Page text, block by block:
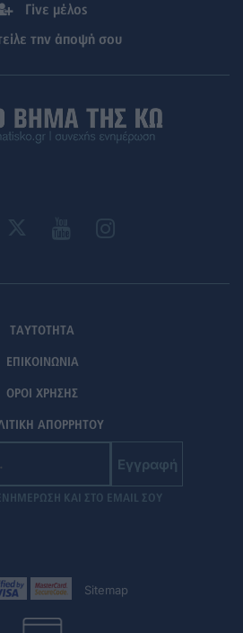
Γίνε μέλος
την άποψή σου
ΤΑΥΤΟΤΗΤΑ
ΕΠΙΚΟΙΝΩΝΙΑ
ΟΡΟΙ ΧΡΗΣΗΣ
ΑΠΟΡΡΗΤΟΥ
Εγγραφή
ΚΑΙ ΣΤΟ EMAIL ΣΟΥ
Sitemap